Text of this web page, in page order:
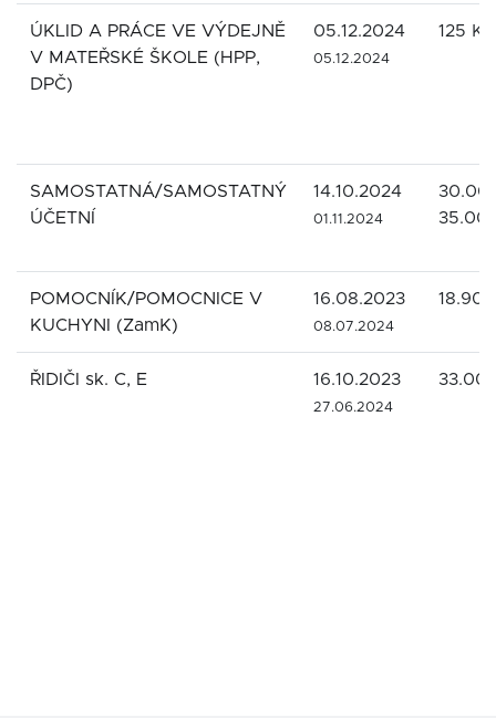
ÚKLID A PRÁCE VE VÝDEJNĚ
V MATEŘSKÉ ŠKOLE (HPP,
DPČ)
05.12.2024
05.12.2024
125 Kč
SAMOSTATNÁ/SAMOSTATNÝ
ÚČETNÍ
14.10.2024
01.11.2024
POMOCNÍK/POMOCNICE V
KUCHYNI (ZamK)
16.08.2023
08.07.2024
ŘIDIČI sk. C, E 16.10.2023
27.06.2024